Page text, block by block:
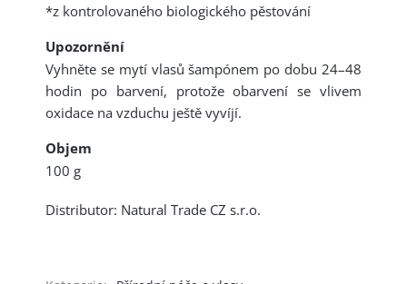
*z kontrolovaného biologického pěstování
Upozornění
Vyhněte se mytí vlasů šampónem po dobu 24–48
hodin po barvení, protože obarvení se vlivem
oxidace na vzduchu ještě vyvíjí.
Objem
100 g
Distributor: Natural Trade CZ s.r.o.